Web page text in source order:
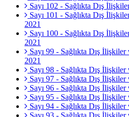
Sayı 102 - Sağlıkta Dış
Sayı 101 - Sağlıkta Dış
2021
Sayı 100 - Sağlıkta Dış
2021
Sayı 99 - Sağlıkta Dış
2021
Sayı 98 - Sağlıkta Dış
Sayı 97 - Sağlıkta Dış
Sayı 96 - Sağlıkta Dış
Sayı 95 - Sağlıkta Dış
Sayı 94 - Sağlıkta Dış
Sayı 93 - Sağlıkta Dış